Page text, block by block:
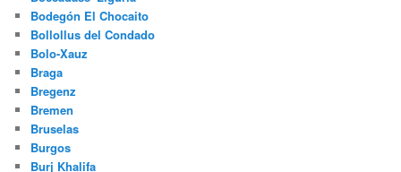
Bodegón El Chocaito
Bollollus del Condado
Bolo-Xauz
Braga
Bregenz
Bremen
Bruselas
Burgos
Burj Khalifa